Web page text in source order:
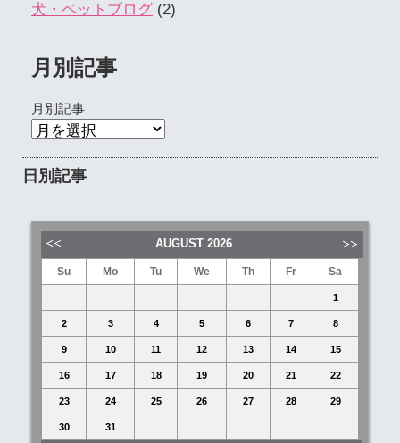
犬・ペットブログ (2)
月別記事
月別記事
日別記事
AUGUST 2026
Su Mo Tu We Th Fr Sa
1
2 3 4 5 6 7 8
9 10 11 12 13 14 15
16 17 18 19 20 21 22
23 24 25 26 27 28 29
30 31